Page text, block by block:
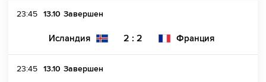
23:45 13.10 Завершен
Исландия 2 : 2 Франция
23:45 13.10 Завершен